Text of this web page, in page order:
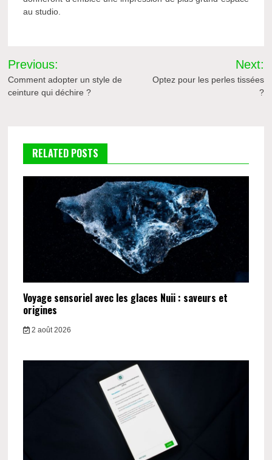
au studio.
Navigation
de
Previous:
Comment adopter un style de
ceinture qui déchire ?
Next:
Optez pour les perles tissées
?
RELATED POSTS
Voyage sensoriel avec les glaces Nuii : saveurs et
origines
2 août 2026